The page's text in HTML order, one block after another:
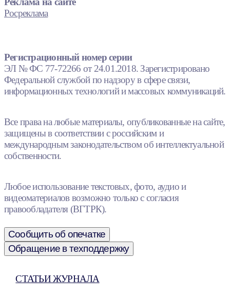
Росреклама
Регистрационный номер серии
ЭЛ № ФС 77-72266 от 24.01.2018. Зарегистрировано
Федеральной службой по надзору в сфере связи,
информационных технологий и массовых коммуникаций.
Все права на любые материалы, опубликованные на сайте,
защищены в соответствии с российским и
международным законодательством об интеллектуальной
собственности.
Любое использование текстовых, фото, аудио и
видеоматериалов возможно только с согласия
правообладателя (ВГТРК).
Сообщить об опечатке
Обращение в техподдержку
СТАТЬИ ЖУРНАЛА